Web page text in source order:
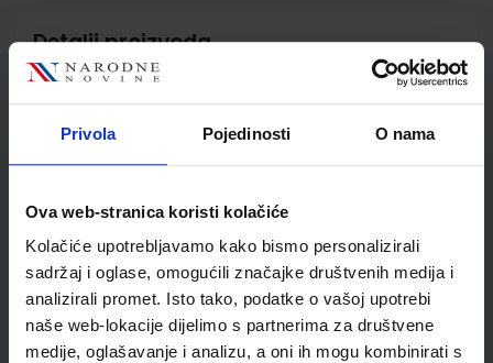
Privola Pojedinosti O nama
Ova web-stranica koristi kolačiće
Kolačiće upotrebljavamo kako bismo personalizirali
sadržaj i oglase, omogućili značajke društvenih medija i
analizirali promet. Isto tako, podatke o vašoj upotrebi
naše web-lokacije dijelimo s partnerima za društvene
medije, oglašavanje i analizu, a oni ih mogu kombinirati s
Detalji proizvoda
Šifra proizvoda
Jedinična mjera
kom
Nakladnik
ŠKOLSKA KNJIGA d.d.
Autor
Školski razred
30 3.RAZRED SŠ
Vrsta školske knjige
UDŽBENIK
Vrsta škole
3 STRUKOVNA
Nastavni predmet
EKONOMSKE ŠKOLE
Reg br min
7079